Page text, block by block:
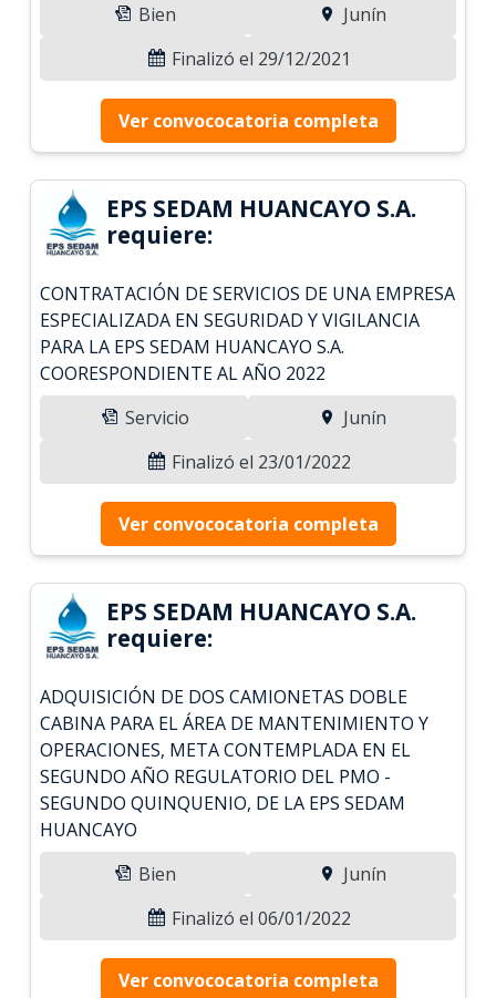
Bien
Junín
Finalizó el 29/12/2021
Ver convococatoria completa
EPS SEDAM HUANCAYO S.A.
requiere:
CONTRATACIÓN DE SERVICIOS DE UNA EMPRESA
ESPECIALIZADA EN SEGURIDAD Y VIGILANCIA
PARA LA EPS SEDAM HUANCAYO S.A.
COORESPONDIENTE AL AÑO 2022
Servicio
Junín
Finalizó el 23/01/2022
Ver convococatoria completa
EPS SEDAM HUANCAYO S.A.
requiere:
ADQUISICIÓN DE DOS CAMIONETAS DOBLE
CABINA PARA EL ÁREA DE MANTENIMIENTO Y
OPERACIONES, META CONTEMPLADA EN EL
SEGUNDO AÑO REGULATORIO DEL PMO -
SEGUNDO QUINQUENIO, DE LA EPS SEDAM
HUANCAYO
Bien
Junín
Finalizó el 06/01/2022
Ver convococatoria completa